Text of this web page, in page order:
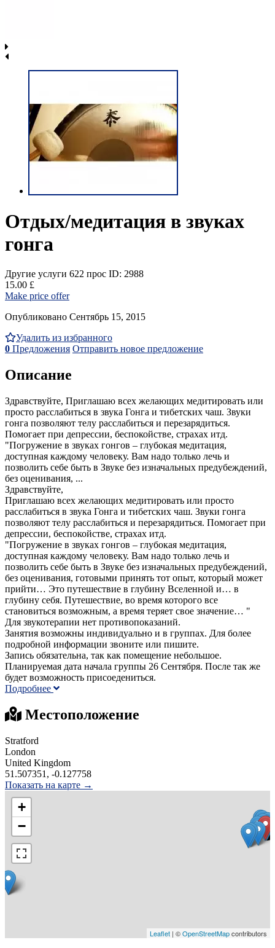
Отдых/медитация в звуках
гонга
Другие услуги 622 прос ID: 2988
15.00 £
Make price offer
Опубликовано Сентябрь 15, 2015
Удалить из избранного
0 Предложения Отправить новое предложение
Описание
Здравствуйте, Приглашаю всех желающих медитировать или
просто расслабиться в звука Гонга и тибетских чаш. Звуки
гонга позволяют телу расслабиться и перезарядиться.
Помогает при депрессии, беспокойстве, страхах итд.
"Погружение в звуках гонгов – глубокая медитация,
доступная каждому человеку. Вам надо только лечь и
позволить себе быть в Звуке без изначальных предубеждений,
без оценивания, ...
Здравствуйте,
Приглашаю всех желающих медитировать или просто
расслабиться в звука Гонга и тибетских чаш. Звуки гонга
позволяют телу расслабиться и перезарядиться. Помогает при
депрессии, беспокойстве, страхах итд.
"Погружение в звуках гонгов – глубокая медитация,
доступная каждому человеку. Вам надо только лечь и
позволить себе быть в Звуке без изначальных предубеждений,
без оценивания, готовыми принять тот опыт, который может
прийти… Это путешествие в глубину Вселенной и… в
глубину себя. Путешествие, во время которого все
становиться возможным, а время теряет свое значение… "
Для звукотерапии нет противопоказаний.
Занятия возможны индивидуально и в группах. Для более
подробной информации звоните или пишите.
Запись обязательна, так как помещение небольшое.
Планируемая дата начала группы 26 Сентября. После так же
будет возможность присоедениться.
Подробнее
Местоположение
Stratford
London
United Kingdom
51.507351, -0.127758
Показать на карте →
+
−
Leaflet | ©OpenStreetMapcontributors